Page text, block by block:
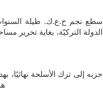
الدولة التركيّة، بغاية تحرير
حزبه إلى ترك الأسلحة نهائيًا،